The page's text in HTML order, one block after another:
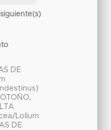
DE
Lolium
DE